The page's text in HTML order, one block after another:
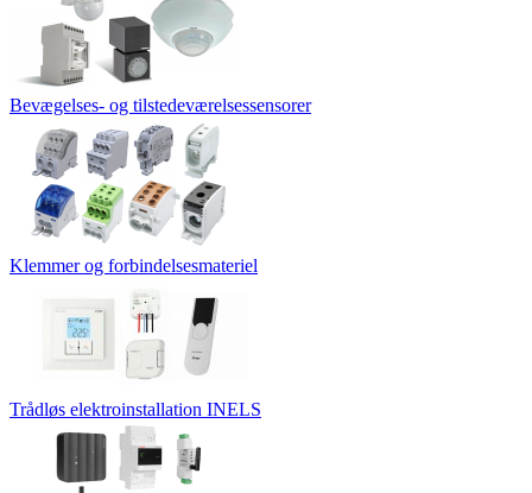
Bevægelses- og tilstedeværelsessensorer
Klemmer og forbindelsesmateriel
Trådløs elektroinstallation INELS